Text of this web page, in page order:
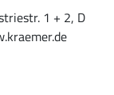
1 + 2, D